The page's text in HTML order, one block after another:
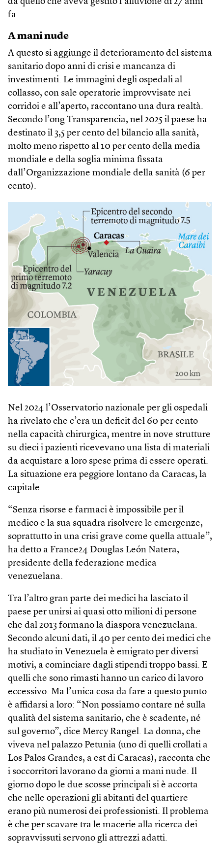
fa.
A mani nude
A questo si aggiunge il deterioramento del sistema
sanitario dopo anni di crisi e mancanza di
investimenti. Le immagini degli ospedali al
collasso, con sale operatorie improvvisate nei
corridoi e all’aperto, raccontano una dura realtà.
Secondo l’ong Transparencia, nel 2025 il paese ha
destinato il 3,5 per cento del bilancio alla sanità,
molto meno rispetto al 10 per cento della media
mondiale e della soglia minima fissata
dall’Organizzazione mondiale della sanità (6 per
cento).
Nel 2024 l’Osservatorio nazionale per gli ospedali
ha rivelato che c’era un deficit del 60 per cento
nella capacità chirurgica, mentre in nove strutture
su dieci i pazienti ricevevano una lista di materiali
da acquistare a loro spese prima di essere operati.
La situazione era peggiore lontano da Caracas, la
capitale.
“Senza risorse e farmaci è impossibile per il
medico e la sua squadra risolvere le emergenze,
soprattutto in una crisi grave come quella attuale”,
ha detto a France24 Douglas León Natera,
presidente della federazione medica
venezuelana.
Tra l’altro gran parte dei medici ha lasciato il
paese per unirsi ai quasi otto milioni di persone
che dal 2013 formano la diaspora venezuelana.
Secondo alcuni dati, il 40 per cento dei medici che
ha studiato in Venezuela è emigrato per diversi
motivi, a cominciare dagli stipendi troppo bassi. E
quelli che sono rimasti hanno un carico di lavoro
eccessivo. Ma l’unica cosa da fare a questo punto
è affidarsi a loro: “Non possiamo contare né sulla
qualità del sistema sanitario, che è scadente, né
sul governo”, dice Mercy Rangel. La donna, che
viveva nel palazzo Petunia (uno di quelli crollati a
Los Palos Grandes, a est di Caracas), racconta che
i soccorritori lavorano da giorni a mani nude. Il
giorno dopo le due scosse principali si è accorta
che nelle operazioni gli abitanti del quartiere
erano più numerosi dei professionisti. Il problema
è che per scavare tra le macerie alla ricerca dei
sopravvissuti servono gli attrezzi adatti.